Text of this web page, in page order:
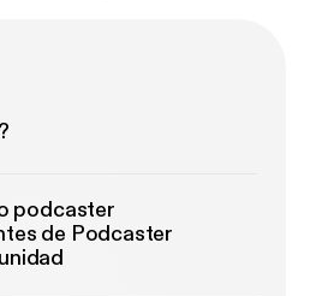
podcaster
de Podcaster